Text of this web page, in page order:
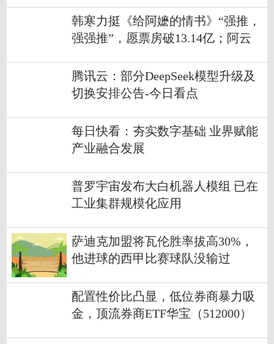
韩寒力挺《给阿嬷的情书》“强推，
强强推”，愿票房破13.14亿；阿云
剧组曾坦言没钱做营销-焦点播报
腾讯云：部分DeepSeek模型升级及
切换安排公告-今日看点
每日快看：夯实数字基础 业界赋能
产业融合发展
普罗宇宙发布大白机器人模组 已在
工业集群规模化应用
萨迪克加盟将瓦伦胜率拔高30%，
他进球的西甲比赛球队没输过
配置性价比凸显，低位券商暴力吸
金，顶流券商ETF华宝（512000）